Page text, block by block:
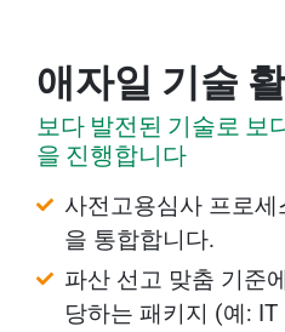
애자일 기술
보다 발전된 기술로 보
을 진행합니다
사전고용심사 프로
을 통합합니다.
파산 선고 맞춤 기준
당하는 패키지 (예: